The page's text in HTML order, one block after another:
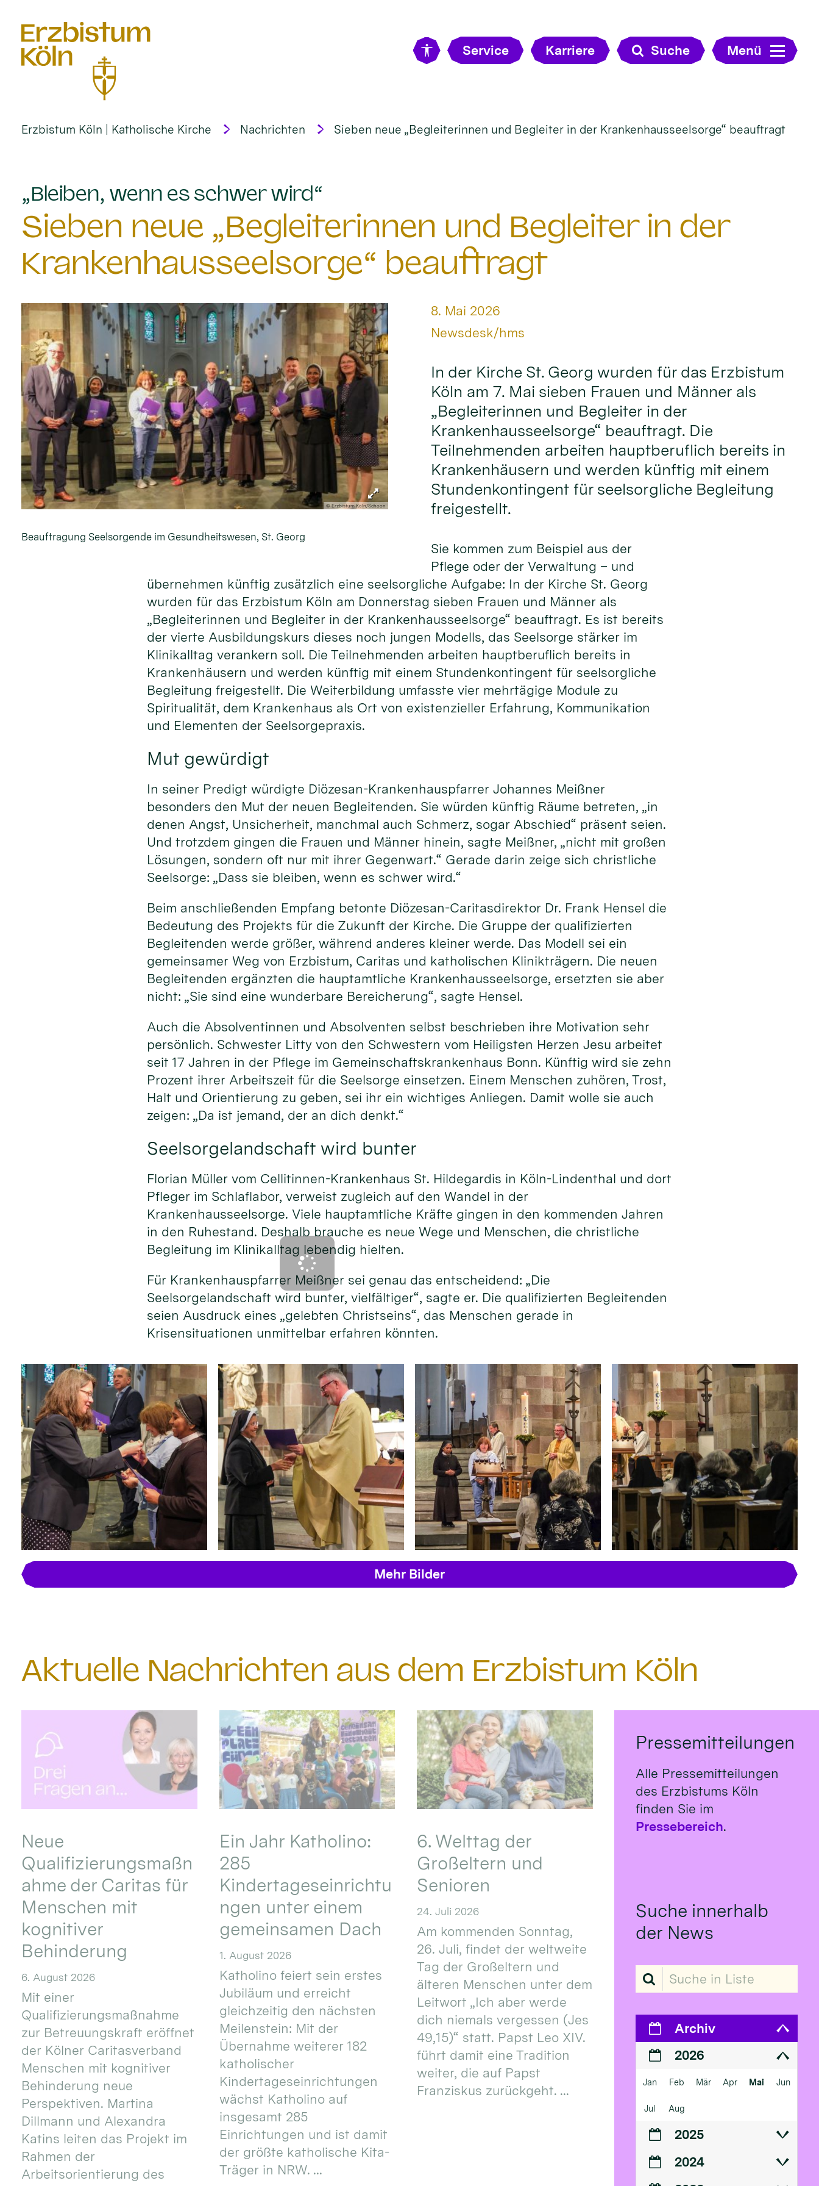
Service Karriere Suche Menü
Erzbistum Köln | Katholische Kirche Nachrichten Sieben neue „Begleiterinnen und Begleiter in der Krankenhausseelsorge“ beauftragt
„Bleiben, wenn es schwer wird“
Sieben neue „Begleiterinnen und Begleiter in der
Krankenhausseelsorge“ beauftragt
© Erzbistum Köln/Schoon
Beauftragung Seelsorgende im Gesundheitswesen, St. Georg
Datum:
8. Mai 2026
Von:
Newsdesk/hms
In der Kirche St. Georg wurden für das Erzbistum
Köln am 7. Mai sieben Frauen und Männer als
„Begleiterinnen und Begleiter in der
Krankenhausseelsorge“ beauftragt. Die
Teilnehmenden arbeiten hauptberuflich bereits in
Krankenhäusern und werden künftig mit einem
Stundenkontingent für seelsorgliche Begleitung
freigestellt.
Sie kommen zum Beispiel aus der
Pflege oder der Verwaltung – und
übernehmen künftig zusätzlich eine seelsorgliche Aufgabe: In der Kirche St. Georg
wurden für das Erzbistum Köln am Donnerstag sieben Frauen und Männer als
„Begleiterinnen und Begleiter in der Krankenhausseelsorge“ beauftragt. Es ist bereits
der vierte Ausbildungskurs dieses noch jungen Modells, das Seelsorge stärker im
Klinikalltag verankern soll. Die Teilnehmenden arbeiten hauptberuflich bereits in
Krankenhäusern und werden künftig mit einem Stundenkontingent für seelsorgliche
Begleitung freigestellt. Die Weiterbildung umfasste vier mehrtägige Module zu
Spiritualität, dem Krankenhaus als Ort von existenzieller Erfahrung, Kommunikation
und Elementen der Seelsorgepraxis.
Mut gewürdigt
In seiner Predigt würdigte Diözesan-Krankenhauspfarrer Johannes Meißner
besonders den Mut der neuen Begleitenden. Sie würden künftig Räume betreten, „in
denen Angst, Unsicherheit, manchmal auch Schmerz, sogar Abschied“ präsent seien.
Und trotzdem gingen die Frauen und Männer hinein, sagte Meißner, „nicht mit großen
Lösungen, sondern oft nur mit ihrer Gegenwart.“ Gerade darin zeige sich christliche
Seelsorge: „Dass sie bleiben, wenn es schwer wird.“
Beim anschließenden Empfang betonte Diözesan-Caritasdirektor Dr. Frank Hensel die
Bedeutung des Projekts für die Zukunft der Kirche. Die Gruppe der qualifizierten
Begleitenden werde größer, während anderes kleiner werde. Das Modell sei ein
gemeinsamer Weg von Erzbistum, Caritas und katholischen Klinikträgern. Die neuen
Begleitenden ergänzten die hauptamtliche Krankenhausseelsorge, ersetzten sie aber
nicht: „Sie sind eine wunderbare Bereicherung“, sagte Hensel.
Auch die Absolventinnen und Absolventen selbst beschrieben ihre Motivation sehr
persönlich. Schwester Litty von den Schwestern vom Heiligsten Herzen Jesu arbeitet
seit 17 Jahren in der Pflege im Gemeinschaftskrankenhaus Bonn. Künftig wird sie zehn
Prozent ihrer Arbeitszeit für die Seelsorge einsetzen. Einem Menschen zuhören, Trost,
Halt und Orientierung zu geben, sei ihr ein wichtiges Anliegen. Damit wolle sie auch
zeigen: „Da ist jemand, der an dich denkt.“
Seelsorgelandschaft wird bunter
Florian Müller vom Cellitinnen-Krankenhaus St. Hildegardis in Köln-Lindenthal und dort
Pfleger im Schlaflabor, verweist zugleich auf den Wandel in der
Krankenhausseelsorge. Viele hauptamtliche Kräfte gingen in den kommenden Jahren
in den Ruhestand. Deshalb brauche es neue Wege und Menschen, die christliche
Begleitung im Klinikalltag lebendig hielten.
Für Krankenhauspfarrer Meißner sei genau das entscheidend: „Die
Seelsorgelandschaft wird bunter, vielfältiger“, sagte er. Die qualifizierten Begleitenden
seien Ausdruck eines „gelebten Christseins“, das Menschen gerade in
Krisensituationen unmittelbar erfahren könnten.
Mehr Bilder
Aktuelle Nachrichten aus dem Erzbistum Köln
Neue
Qualifizierungsmaßn
ahme der Caritas für
Menschen mit
kognitiver
Behinderung
6. August 2026
Mit einer
Qualifizierungsmaßnahme
zur Betreuungskraft eröffnet
der Kölner Caritasverband
Menschen mit kognitiver
Behinderung neue
Perspektiven. Martina
Dillmann und Alexandra
Katins leiten das Projekt im
Rahmen der
Arbeitsorientierung des
Ein Jahr Katholino:
285
Kindertageseinrichtu
ngen unter einem
gemeinsamen Dach
1. August 2026
Katholino feiert sein erstes
Jubiläum und erreicht
gleichzeitig den nächsten
Meilenstein: Mit der
Übernahme weiterer 182
katholischer
Kindertageseinrichtungen
wächst Katholino auf
insgesamt 285
Einrichtungen und ist damit
der größte katholische Kita-
Träger in NRW. ...
6. Welttag der
Großeltern und
Senioren
24. Juli 2026
Am kommenden Sonntag,
26. Juli, findet der weltweite
Tag der Großeltern und
älteren Menschen unter dem
Leitwort „Ich aber werde
dich niemals vergessen (Jes
49,15)“ statt. Papst Leo XIV.
führt damit eine Tradition
weiter, die auf Papst
Franziskus zurückgeht. ...
Pressemitteilungen
Alle Pressemitteilungen
des Erzbistums Köln
finden Sie im
Pressebereich.
Suche innerhalb
der News
Suche in Liste
Archiv
2026
Jan Feb Mär Apr Mai Jun
Jul Aug
2025
2024